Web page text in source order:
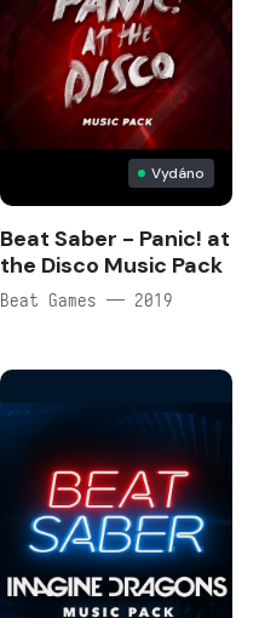
Vydáno
Beat Saber - Panic! at
the Disco Music Pack
Beat Games — 2019